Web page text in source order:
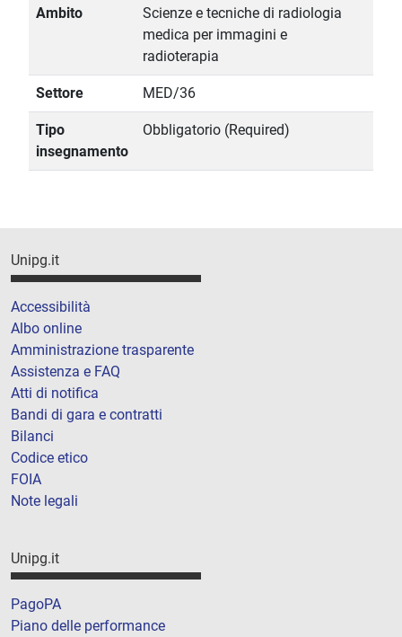
Ambito
Scienze e tecniche di radiologia
medica per immagini e
radioterapia
Settore MED/36
Tipo
insegnamento
Obbligatorio (Required)
Unipg.it
Accessibilità
Albo online
Amministrazione trasparente
Assistenza e FAQ
Atti di notifica
Bandi di gara e contratti
Bilanci
Codice etico
FOIA
Note legali
Unipg.it
PagoPA
Piano delle performance